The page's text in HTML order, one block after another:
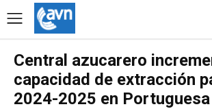
Central azucarero
capacidad de extracción
2024-2025 en Portuguesa